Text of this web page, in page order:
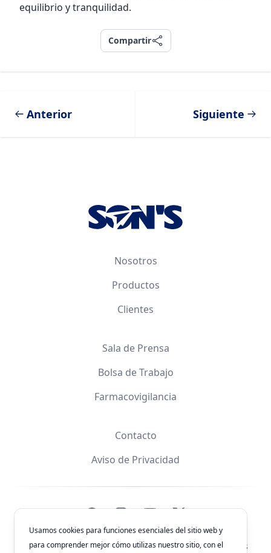
equilibrio y tranquilidad.
Compartir
Compartir
Anterior Siguiente
Nosotros
Productos
Clientes
Sala de Prensa
Bolsa de Trabajo
Farmacovigilancia
Contacto
Aviso de Privacidad
FacebookInstagramYouTube
X
© 2026Laboratorios Química Son's. Todos los derechos
Usamos cookies para funciones esenciales del sitio web y
para comprender mejor cómo utilizas nuestro sitio, con el